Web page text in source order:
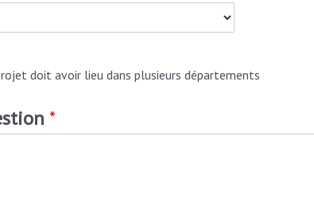
doit avoir lieu dans plusieurs départements
*